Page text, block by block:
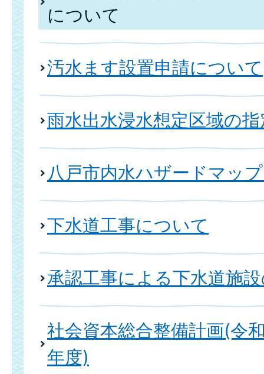
について
汚水ます設置申請について
雨水出水浸水想定区域の
八戸市内水ハザードマッ
下水道工事について
承認工事による下水道施
社会資本総合整備計画(令
年度)